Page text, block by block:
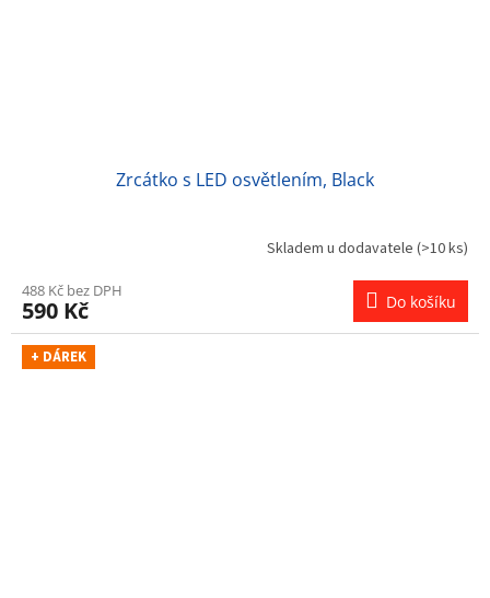
Zrcátko s LED osvětlením, Black
Skladem u dodavatele (>10 ks)
488 Kč bez DPH
590 Kč Do košíku
+ DÁREK